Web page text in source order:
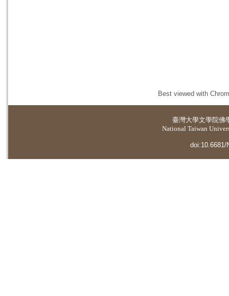
Best viewed with
臺灣大學文學院佛
National Taiwan
doi:10.6681/